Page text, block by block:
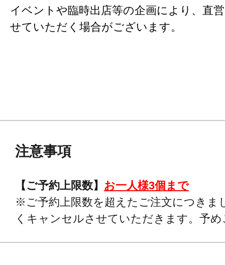
イベントや臨時出店等の企画により、直
せていただく場合がございます。
注意事項
【ご予約上限数】 お一人様3個まで
※ご予約上限数を超えたご注文につきま
くキャンセルさせていただきます。予